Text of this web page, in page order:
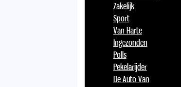
Zakelijk
Sport
Van Harte
Ingezonden
Polls
Pekelarijder
De Auto Van